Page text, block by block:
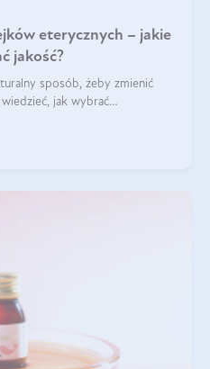
eterycznych – jakie
jakość?
sposób, żeby zmienić
jak wybrać